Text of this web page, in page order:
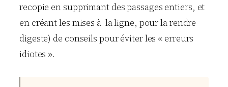
recopie en supprimant des passages entiers, et
en créant les mises à la ligne, pour la rendre
digeste) de conseils pour éviter les « erreurs
idiotes ».